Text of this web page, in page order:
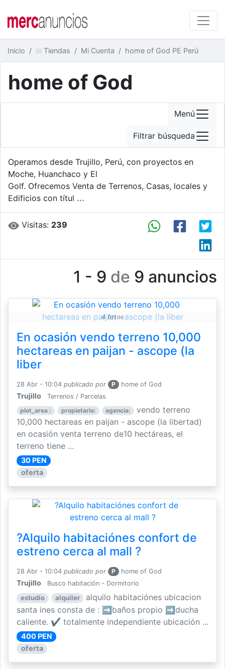
Inicio Tiendas Mi Cuenta home of God PE Perú
home of God
Operamos desde Trujillo, Perú, con proyectos en
Moche, Huanchaco y El
Golf. Ofrecemos Venta de Terrenos, Casas, locales y
Edificios con títul ...
Visitas: 239
1 - 9 de 9 anuncios
4 fotos
En ocasión vendo terreno 10,000
hectareas en paijan - ascope (la
liber
28 Abr - 10:04 publicado por P home of God
Trujillo
Terrenos / Parcelas
plot_area :
propietario: agencia:
vendo terreno
10,000 hectareas en paijan - ascope (la libertad)
en ocasión venta terreno de10 hectáreas, el
terreno tiene ...
30 PEN
oferta
?Alquilo habitaciónes confort de
estreno cerca al mall ?
28 Abr - 10:04 publicado por P home of God
Trujillo Busco habitación - Dormitorio
estudio alquiler
alquilo habitaciónes ubicacion
santa ines consta de : ➡️baños propio ➡️ducha
caliente. ✔️ totalmente independiente ubicación ...
400 PEN
oferta
Menú
Filtrar búsqueda